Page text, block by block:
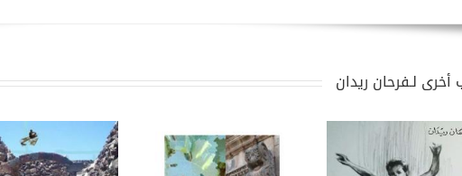
أخرى لـفرحان ريدان